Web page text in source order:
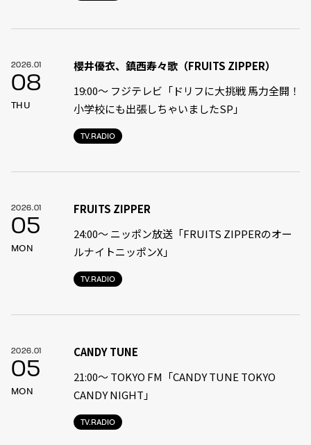
2026.01
08
THU
TV.RADIO
櫻井優衣、鎮西寿々歌（FRUITS ZIPPER）
19:00〜 フジテレビ「ドリフに大挑戦 馬力全開！
小学校にも出張しちゃいましたSP」
2026.01
05
MON
TV.RADIO
FRUITS ZIPPER
24:00〜 ニッポン放送「FRUITS ZIPPERのオー
ルナイトニッポンX」
2026.01
05
MON
TV.RADIO
CANDY TUNE
21:00〜 TOKYO FM「CANDY TUNE TOKYO
CANDY NIGHT」